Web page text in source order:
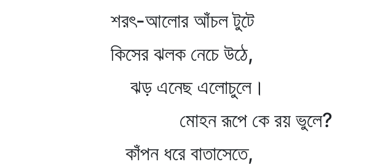
শরৎ-আলোর আঁচল টুটে
কিসের ঝলক নেচে উঠে,
ঝড় এনেছ এলোচুলে।
মোহন রূপে কে রয় ভুলে?
কাঁপন ধরে বাতাসেতে,